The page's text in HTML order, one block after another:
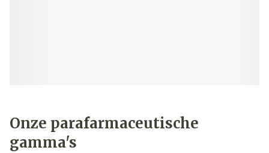
Onze parafarmaceutische
gamma's